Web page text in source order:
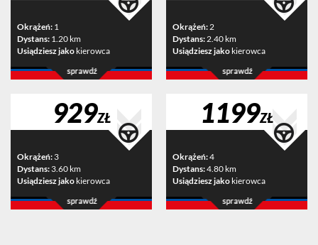
Okrążeń: 1
Dystans: 1.20 km
Usiądziesz jako kierowca
Okrążeń:2
Dystans:2.40 km
Usiądziesz jako kierowca
929ZŁ
Okrążeń: 3
Dystans: 3.60 km
Usiądziesz jako kierowca
1199ZŁ
Okrążeń:4
Dystans:4.80 km
Usiądziesz jako kierowca